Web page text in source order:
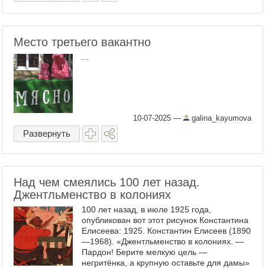
Место третьего вакантно
10-07-2025 — galina_kayumova
Развернуть
Над чем смеялись 100 лет назад.
Джентльменство в колониях
100 лет назад, в июле 1925 года,
опубликован вот этот рисунок Константина
Елисеева: 1925. Константин Елисеев (1890
—1968). «Джентльменство в колониях. —
Пардон! Берите мелкую цель —
негритёнка, а крупную оставьте для дамы»